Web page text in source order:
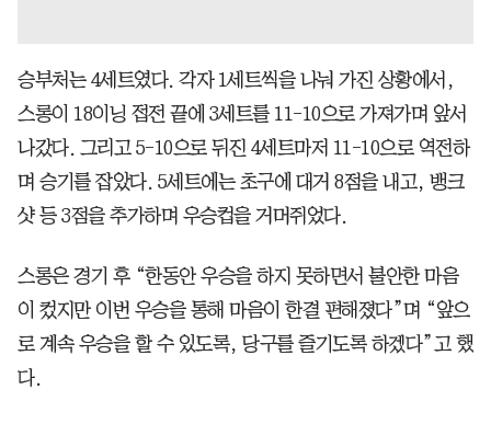
승부처는 4세트였다. 각자 1세트씩을 나눠 가진 상황에서,
스롱이 18이닝 접전 끝에 3세트를 11-10으로 가져가며 앞서
나갔다. 그리고 5-10으로 뒤진 4세트마저 11-10으로 역전하
며 승기를 잡았다. 5세트에는 초구에 대거 8점을 내고, 뱅크
샷 등 3점을 추가하며 우승컵을 거머쥐었다.
스롱은 경기 후 “한동안 우승을 하지 못하면서 불안한 마음
이 컸지만 이번 우승을 통해 마음이 한결 편해졌다”며 “앞으
로 계속 우승을 할 수 있도록, 당구를 즐기도록 하겠다”고 했
다.